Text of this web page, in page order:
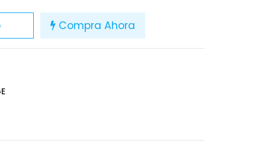
Compra Ahora